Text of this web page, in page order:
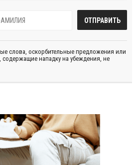
слова, оскорбительные предложения или
нападку на убеждения, не